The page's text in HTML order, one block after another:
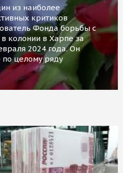
из наиболее
критиков
Фонда борьбы с
колонии в Харпе за
2024 года. Он
по целому ряду